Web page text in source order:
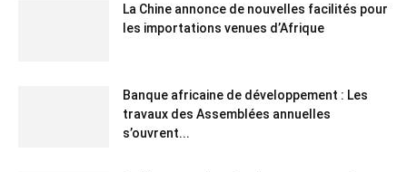
La Chine annonce de nouvelles facilités pour
les importations venues d’Afrique
Banque africaine de développement : Les
travaux des Assemblées annuelles
s’ouvrent...